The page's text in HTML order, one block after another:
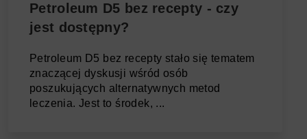
Petroleum D5 bez recepty - czy
jest dostępny?
Petroleum D5 bez recepty stało się tematem
znaczącej dyskusji wśród osób
poszukujących alternatywnych metod
leczenia. Jest to środek, ...